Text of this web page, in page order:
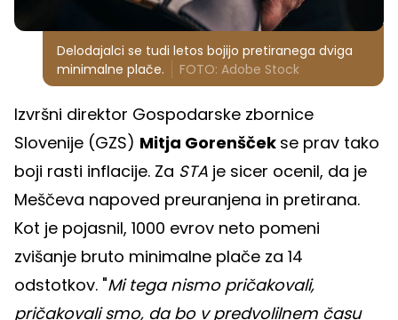
Delodajalci se tudi letos bojijo pretiranega dviga
minimalne plače.
FOTO: Adobe Stock
Izvršni direktor Gospodarske zbornice
Slovenije (GZS) Mitja Gorenšček se prav tako
boji rasti inflacije. Za STA je sicer ocenil, da je
Meščeva napoved preuranjena in pretirana.
Kot je pojasnil, 1000 evrov neto pomeni
zvišanje bruto minimalne plače za 14
odstotkov. "Mi tega nismo pričakovali,
pričakovali smo, da bo v predvolilnem času